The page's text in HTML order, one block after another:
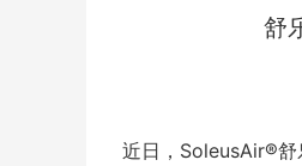
舒
近日，SoleusAir®舒